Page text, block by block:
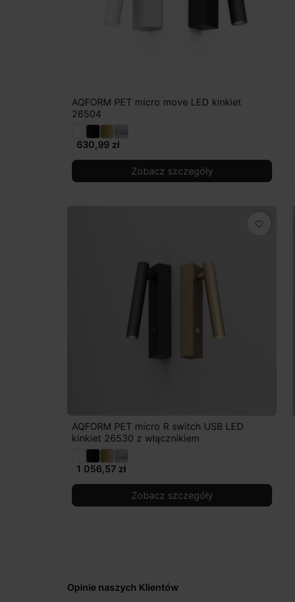
AQFORM PET micro move LED kinkiet
26504
630,99 zł
Zobacz szczegóły
favorite_border
AQFORM PET micro R switch USB LED
kinkiet 26530 z włącznikiem
1 056,57 zł
Zobacz szczegóły
Opinie naszych Klientów